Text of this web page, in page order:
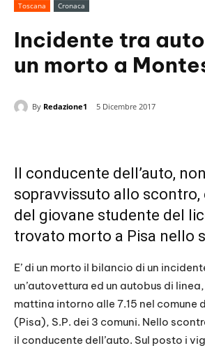
Toscana Cronaca
Incidente tra
un morto a
By Redazione1 5 Dicembre 2017
Il conducente dell’auto, non
sopravvissuto allo
del giovane studente del
trovato morto a Pisa nello
E’ di un morto il bilancio di un
un’autovettura ed un autobus di
mattina intorno alle 7.15 nel comune
(Pisa), S.P. dei 3 comuni. Nello
il conducente dell’auto. Sul posto i